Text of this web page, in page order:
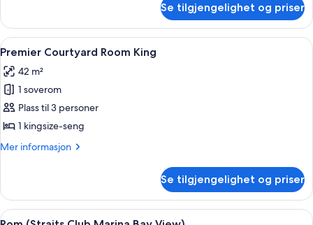
1
kingsize-
seng
Suite)
Se tilgjengelighet og priser
Åpne
alle
bildene
av
Premier
Courtyard
Room
Sengetøy av topp kvalitet, minibar,
6
Premier Courtyard Room King
42 m²
1 soverom
Plass til 3 personer
1 kingsize-seng
Mer informasjon
Mer
Courtyard
Room
King
Se tilgjengelighet og priser
Åpne
Rom (Straits Club Marina Bay View)
9